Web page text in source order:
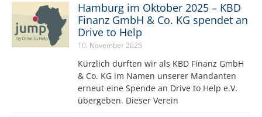
Hamburg im Oktober 2025 – KBD
Finanz GmbH & Co. KG spendet an
Drive to Help
10. November 2025
Kürzlich durften wir als KBD Finanz GmbH
& Co. KG im Namen unserer Mandanten
erneut eine Spende an Drive to Help e.V.
übergeben. Dieser Verein